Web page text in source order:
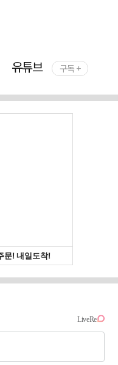
유튜브 구독 +